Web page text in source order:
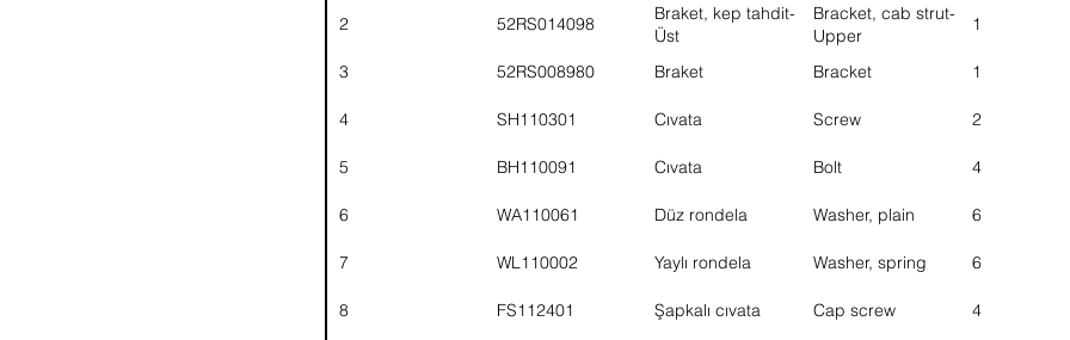
2 52RS014098
Braket, kep tahdit-
Üst
Bracket, cab strut-
Upper
1
3 52RS008980 Braket Bracket 1
4 SH110301 Cıvata Screw 2
5 BH110091 Cıvata Bolt 4
6 WA110061 Düz rondela Washer, plain 6
7 WL110002 Yaylı rondela Washer, spring 6
8 FS112401 Şapkalı cıvata Cap screw 4